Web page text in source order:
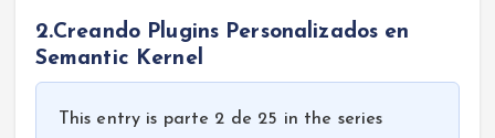
2.Creando Plugins Personalizados en
Semantic Kernel
This entry is parte 2 de 25 in the series